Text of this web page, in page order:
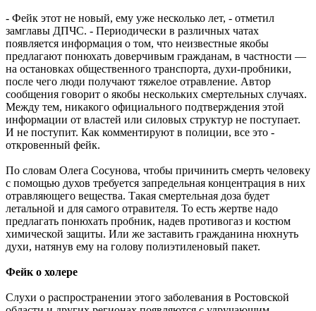
- Фейк этот не новый, ему уже несколько лет, - отметил
замглавы ДПЧС. - Периодически в различных чатах
появляется информация о том, что неизвестные якобы
предлагают понюхать доверчивым гражданам, в частности —
на остановках общественного транспорта, духи-пробники,
после чего люди получают тяжелое отравление. Автор
сообщения говорит о якобы нескольких смертельных случаях.
Между тем, никакого официального подтверждения этой
информации от властей или силовых структур не поступает.
И не поступит. Как комментируют в полиции, все это -
откровенный фейк.
По словам Олега Сосунова, чтобы причинить смерть человеку
с помощью духов требуется запредельная концентрация в них
отравляющего вещества. Такая смертельная доза будет
летальной и для самого отравителя. То есть жертве надо
предлагать понюхать пробник, надев противогаз и костюм
химической защиты. Или же заставить гражданина нюхнуть
духи, натянув ему на голову полиэтиленовый пакет.
Фейк о холере
Слухи о распространении этого заболевания в Ростовской